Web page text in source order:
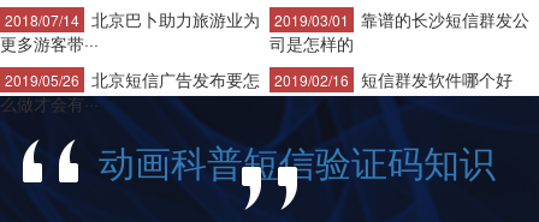
2018/07/14 北京巴卜助力旅游业为
更多游客带···
2019/05/26
北京短信广告发布要怎
么做才会有···
2019/03/01
靠谱的长沙短信群发公
司是怎样的
2019/02/16 短信群发软件哪个好
动画科普短信验证码知识